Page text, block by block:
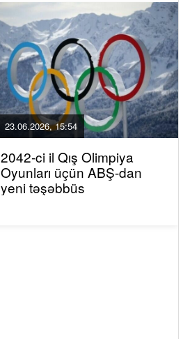
23.06.2026, 15:54
2042-ci il Qış Olimpiya
Oyunları üçün ABŞ-dan
yeni təşəbbüs